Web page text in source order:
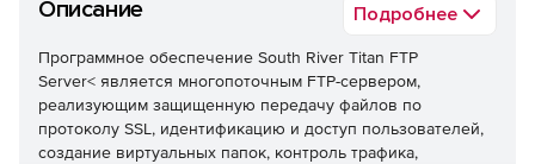
Описание Подробнее
Программное обеспечение South River Titan FTP
Server< является многопоточным FTP-сервером,
реализующим защищенную передачу файлов по
протоколу SSL, идентификацию и доступ пользователей,
создание виртуальных папок, контроль трафика,